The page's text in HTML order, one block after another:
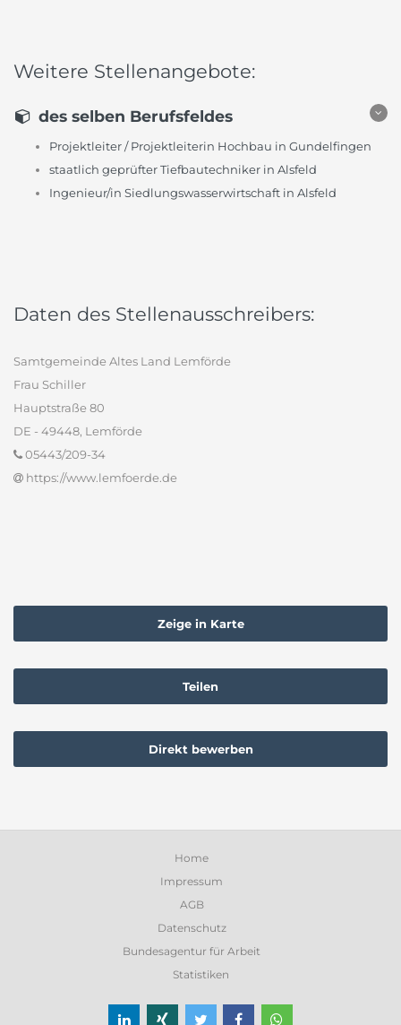
Weitere Stellenangebote:
des selben Berufsfeldes
Projektleiter / Projektleiterin Hochbau in Gundelfingen
staatlich geprüfter Tiefbautechniker in Alsfeld
Ingenieur/in Siedlungswasserwirtschaft in Alsfeld
Daten des Stellenausschreibers:
Samtgemeinde Altes Land Lemförde
Frau Schiller
Hauptstraße 80
DE - 49448, Lemförde
05443/209-34
https://www.lemfoerde.de
Zeige in Karte
Teilen
Direkt bewerben
Home
Impressum
AGB
Datenschutz
Bundesagentur für Arbeit
Statistiken